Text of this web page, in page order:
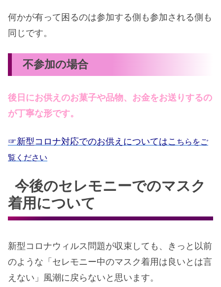
何かが有って困るのは参加する側も参加される側も
同じです。
不参加の場合
後日にお供えのお菓子や品物、お金をお送りするの
が丁寧な形です。
☞新型コロナ対応でのお供えについてはこ ちらをご
覧ください
今後のセレモニーでのマスク
着用について
新型コロナウィルス問題が収束しても、きっと以前
のような「セレモニー中のマスク着用は良いとは言
えない」風潮に戻らないと思います。